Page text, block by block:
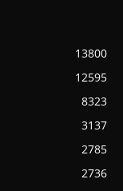
13800
12595
8323
3137
2785
2736